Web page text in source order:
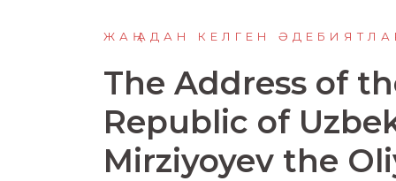
ЖАҢАДАН КЕЛГЕН
The Address of
Republic of
Mirziyoyev the